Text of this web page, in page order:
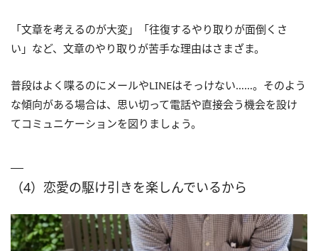
「文章を考えるのが大変」「往復するやり取りが面倒くさ
い」など、文章のやり取りが苦手な理由はさまざま。
普段はよく喋るのにメールやLINEはそっけない……。そのよう
な傾向がある場合は、思い切って電話や直接会う機会を設け
てコミュニケーションを図りましょう。
（4）恋愛の駆け引きを楽しんでいるから